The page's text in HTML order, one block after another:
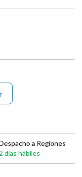
a Regiones
2 días hábiles